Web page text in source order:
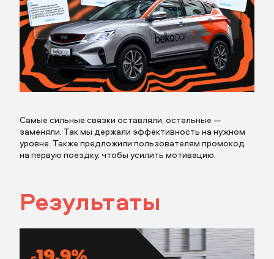
Самые сильные связки оставляли, остальные —
заменяли. Так мы держали эффективность на нужном
уровне. Также предложили пользователям промокод
на первую поездку, чтобы усилить мотивацию.
Результаты
Прикрепить бриф
отправить заявку